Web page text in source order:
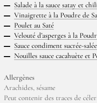
Salade à la sauce satay et
Vinaigrette à la Poudre de
Poulet au Saté
Velouté d’asperges à la
Sauce condiment sucrée-
Nouilles sauce cacahuète et
Allergènes
Arachides, sésame
Peut contenir des traces de